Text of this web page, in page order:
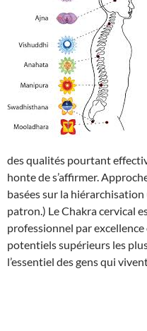
des qualités pourtant
honte de s’affirmer.
basées sur la
patron.) Le Chakra cervical
professionnel par excellence
potentiels supérieurs les
l’essentiel des gens qui